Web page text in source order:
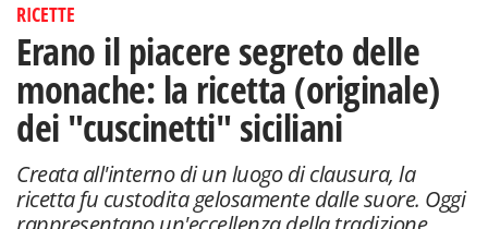
RICETTE
Erano il piacere segreto delle
monache: la ricetta (originale)
dei "cuscinetti" siciliani
Creata all'interno di un luogo di clausura, la
ricetta fu custodita gelosamente dalle suore. Oggi